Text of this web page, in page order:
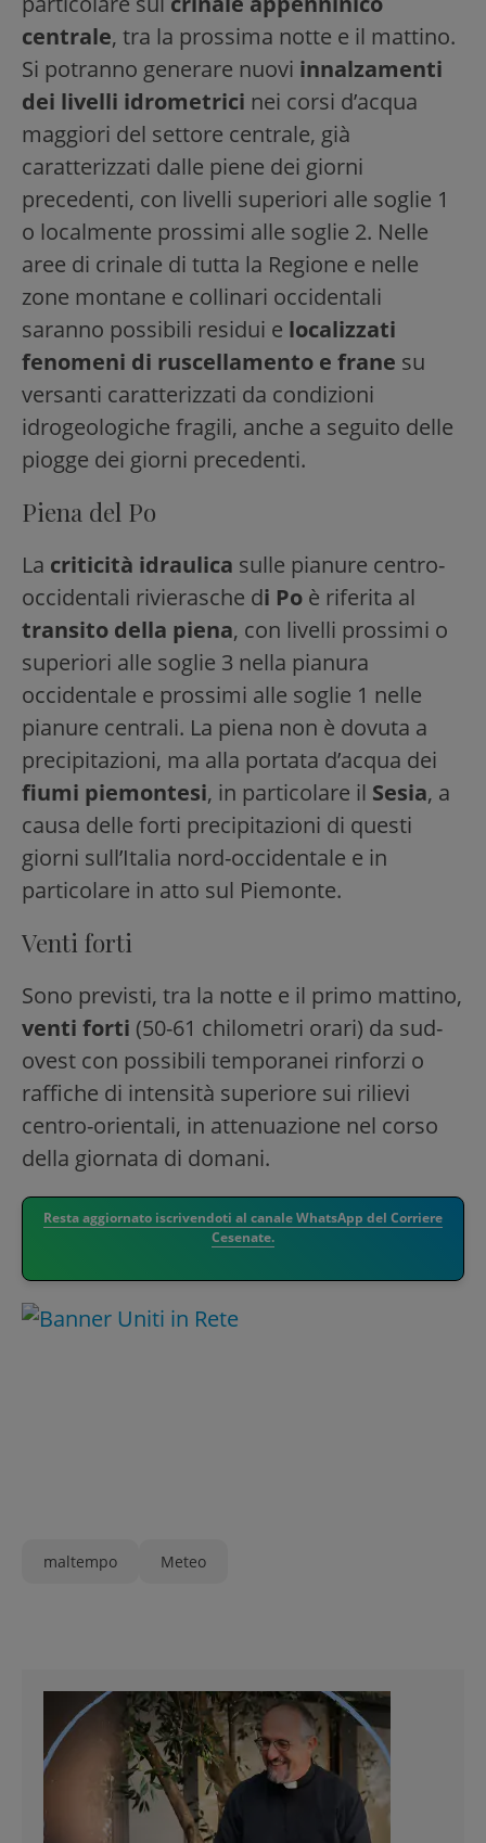
centrale, tra la prossima notte e il mattino.
Si potranno generare nuovi innalzamenti
dei livelli idrometrici nei corsi d’acqua
maggiori del settore centrale, già
caratterizzati dalle piene dei giorni
precedenti, con livelli superiori alle soglie 1
o localmente prossimi alle soglie 2. Nelle
aree di crinale di tutta la Regione e nelle
zone montane e collinari occidentali
saranno possibili residui e localizzati
fenomeni di ruscellamento e frane su
versanti caratterizzati da condizioni
idrogeologiche fragili, anche a seguito delle
piogge dei giorni precedenti.
Piena del Po
La criticità idraulica sulle pianure centro-
occidentali rivierasche di Po è riferita al
transito della piena, con livelli prossimi o
superiori alle soglie 3 nella pianura
occidentale e prossimi alle soglie 1 nelle
pianure centrali. La piena non è dovuta a
precipitazioni, ma alla portata d’acqua dei
fiumi piemontesi, in particolare il Sesia, a
causa delle forti precipitazioni di questi
giorni sull’Italia nord-occidentale e in
particolare in atto sul Piemonte.
Venti forti
Sono previsti, tra la notte e il primo mattino,
venti forti (50-61 chilometri orari) da sud-
ovest con possibili temporanei rinforzi o
raffiche di intensità superiore sui rilievi
centro-orientali, in attenuazione nel corso
della giornata di domani.
Resta aggiornato iscrivendoti al canale WhatsApp del Corriere
Cesenate.
maltempo Meteo